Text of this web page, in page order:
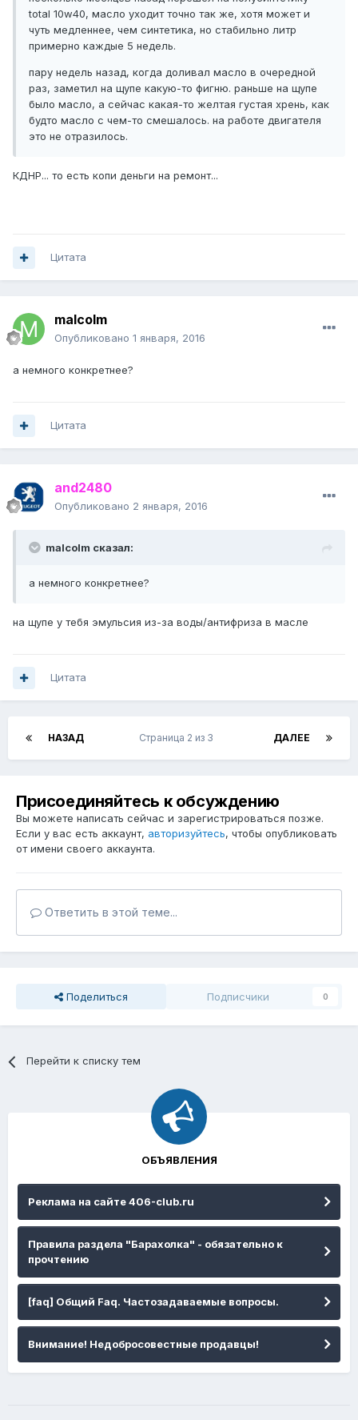
total 10w40, масло уходит точно так же, хотя может и
чуть медленнее, чем синтетика, но стабильно литр
примерно каждые 5 недель.
пару недель назад, когда доливал масло в очередной
раз, заметил на щупе какую-то фигню. раньше на щупе
было масло, а сейчас какая-то желтая густая хрень, как
будто масло с чем-то смешалось. на работе двигателя
это не отразилось.
КДНР... то есть копи деньги на ремонт...
Цитата
malcolm
Опубликовано 1 января, 2016
а немного конкретнее?
Цитата
and2480
Опубликовано 2 января, 2016
malcolm сказал:
а немного конкретнее?
на щупе у тебя эмульсия из-за воды/антифриза в масле
Цитата
НАЗАД ДАЛЕЕ
Страница 2 из 3
Присоединяйтесь к обсуждению
Вы можете написать сейчас и зарегистрироваться позже.
Если у вас есть аккаунт, авторизуйтесь, чтобы опубликовать
от имени своего аккаунта.
Ответить в этой теме...
Поделиться Подписчики 0
Перейти к списку тем
ОБЪЯВЛЕНИЯ
Реклама на сайте 406-club.ru
Правила раздела "Барахолка" - обязательно к
прочтению
[faq] Общий Faq. Частозадаваемые вопросы.
Внимание! Недобросовестные продавцы!